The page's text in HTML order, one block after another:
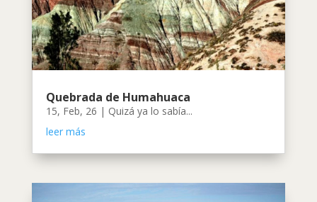
Quebrada de Humahuaca
15, Feb, 26 | Quizá ya lo sabía...
leer más